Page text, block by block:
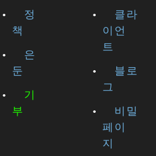
정
책
은
둔
기
부
클라
이언
트
블로
그
비밀
페이
지